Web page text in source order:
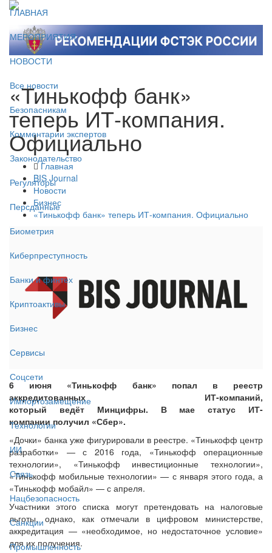
ГЛАВНАЯ
МЕРОПРИЯТИЯ
НОВОСТИ
Все новости
Безопасникам
Комментарии экспертов
Законодательство
Регуляторы
Персданные
Биометрия
Киберпреступность
Банки и финтех
Криптоактивы
Бизнес
Сервисы
Соцсети
Импортозамещение
Технологии
ИИ
Связь
Нацбезопасность
Санкции
Промышленность
«Тинькофф банк»
теперь ИТ-компания.
Официально
Главная
BIS Journal
Новости
Бизнес
«Тинькофф банк» теперь ИТ-компания. Официально
6 июня «Тинькофф банк» попал в реестр
аккредитованных ИТ-компаний,
который ведёт Минцифры. В мае статус ИТ-
компании получил «Сбер».
«Дочки» банка уже фигурировали в реестре. «Тинькофф центр
разработки» — с 2016 года, «Тинькофф операционные
технологии», «Тинькофф инвестиционные технологии»,
«Тинькофф мобильные технологии» — с января этого года, а
«Тинькофф мобайл» — с апреля.
Участники этого списка могут претендовать на налоговые
льготы, однако, как отмечали в цифровом министерстве,
аккредитация — «необходимое, но недостаточное условие»
для их получения.